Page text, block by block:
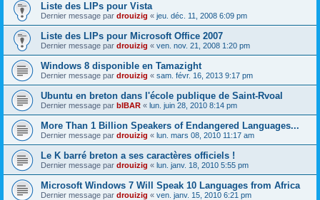
Liste des LIPs pour Vista
Dernier message par drouizig « jeu. déc. 11, 2008 6:09 pm
Liste des LIPs pour Microsoft Office 2007
Dernier message par drouizig « ven. nov. 21, 2008 1:20 pm
Windows 8 disponible en Tamazight
Dernier message par drouizig « sam. févr. 16, 2013 9:17 pm
Ubuntu en breton dans l'école publique de Saint-Rvoal
Dernier message par bIBAR « lun. juin 28, 2010 8:14 pm
More Than 1 Billion Speakers of Endangered Languages...
Dernier message par drouizig « lun. mars 08, 2010 11:17 am
Le K barré breton a ses caractères officiels !
Dernier message par drouizig « lun. janv. 18, 2010 5:55 pm
Microsoft Windows 7 Will Speak 10 Languages from Africa
Dernier message par drouizig « ven. janv. 15, 2010 6:21 pm